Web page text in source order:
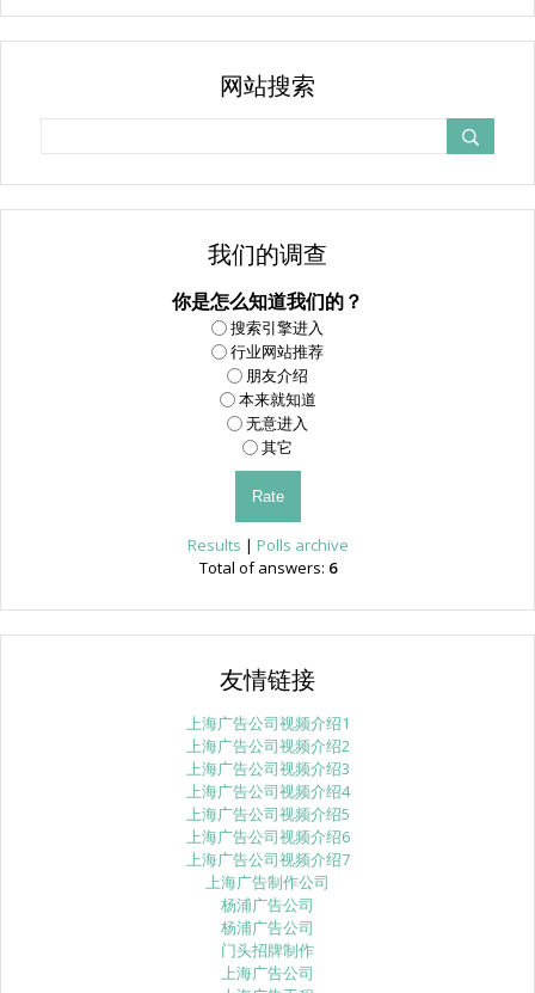
网站搜索
我们的调查
你是怎么知道我们的？
搜索引擎进入
行业网站推荐
朋友介绍
本来就知道
无意进入
其它
Results | Polls archive
Total of answers: 6
友情链接
上海广告公司视频介绍1
上海广告公司视频介绍2
上海广告公司视频介绍3
上海广告公司视频介绍4
上海广告公司视频介绍5
上海广告公司视频介绍6
上海广告公司视频介绍7
上海广告制作公司
杨浦广告公司
杨浦广告公司
门头招牌制作
上海广告公司